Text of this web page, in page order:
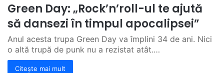
Green Day: „Rock’n’roll-ul te ajută
să dansezi în timpul apocalipsei”
Anul acesta trupa Green Day va împlini 34 de ani. Nici
o altă trupă de punk nu a rezistat atât.…
Citește mai mult